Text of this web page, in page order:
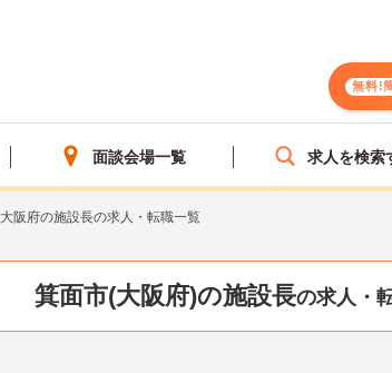
無料!
面談会場一覧 求人を検索
大阪府の施設長の求人・転職一覧
箕面市(大阪府)の施設長の求人・